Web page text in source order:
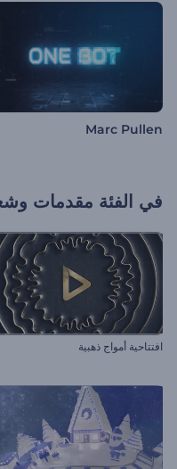
Marc Pullen
في الفئة مقدمات
افتتاحية أمواج ذهبية